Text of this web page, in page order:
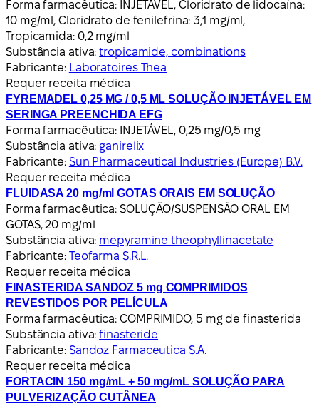
Forma farmacêutica: INJETÁVEL, Cloridrato de lidocaína:
10 mg/ml, Cloridrato de fenilefrina: 3,1 mg/ml,
Tropicamida: 0,2 mg/ml
Substância ativa:tropicamide, combinations
Fabricante: Laboratoires Thea
Requer receita médica
FYREMADEL 0,25 MG / 0,5 ML SOLUÇÃO INJETÁVEL EM
SERINGA PREENCHIDA EFG
Forma farmacêutica: INJETÁVEL, 0,25 mg/0,5 mg
Substância ativa: ganirelix
Fabricante: Sun Pharmaceutical Industries (Europe) B.V.
Requer receita médica
FLUIDASA 20 mg/ml GOTAS ORAIS EM SOLUÇÃO
Forma farmacêutica: SOLUÇÃO/SUSPENSÃO ORAL EM
GOTAS, 20 mg/ml
Substância ativa: mepyramine theophyllinacetate
Fabricante: Teofarma S.R.L.
Requer receita médica
FINASTERIDA SANDOZ 5 mg COMPRIMIDOS
REVESTIDOS POR PELÍCULA
Forma farmacêutica: COMPRIMIDO, 5 mg de finasterida
Substância ativa:finasteride
Fabricante: Sandoz Farmaceutica S.A.
Requer receita médica
FORTACIN 150 mg/mL + 50 mg/mL SOLUÇÃO PARA
PULVERIZAÇÃO CUTÂNEA